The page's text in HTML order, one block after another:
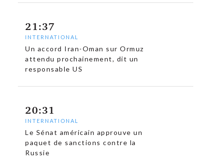
21:37
INTERNATIONAL
Un accord Iran-Oman sur Ormuz
attendu prochainement, dit un
responsable US
20:31
INTERNATIONAL
Le Sénat américain approuve un
paquet de sanctions contre la
Russie